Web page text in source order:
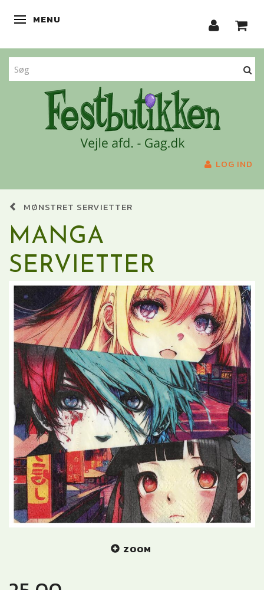
SKIFTE NAVIGATION
MENU
LOG IND
MØNSTRET SERVIETTER
MANGA
SERVIETTER
ZOOM